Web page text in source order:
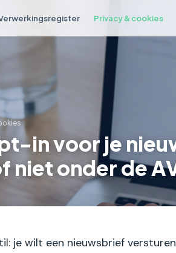
Privacy & cookies
in voor je
niet onder de
je wilt een nieuwsbrief